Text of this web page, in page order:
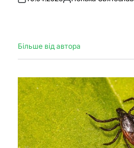
ОприлюдненоОпубліковано
Більше від автора